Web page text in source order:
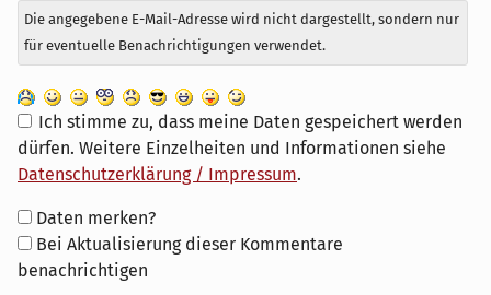
Die angegebene E-Mail-Adresse wird nicht dargestellt, sondern nur
für eventuelle Benachrichtigungen verwendet.
Ich stimme zu, dass meine Daten gespeichert werden
dürfen. Weitere Einzelheiten und Informationen siehe
Datenschutzerklärung / Impressum.
Formular-
Optionen
Daten merken?
Bei Aktualisierung dieser Kommentare
benachrichtigen